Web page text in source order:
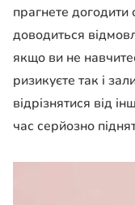
прагнете
доводиться
якщо ви не
ризикуєте так і
відрізнятися від
час серйозно